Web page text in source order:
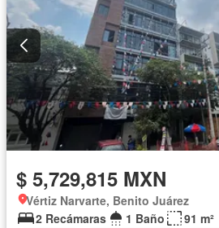
$ 5,729,815 MXN
Vértiz Narvarte, Benito Juárez
2 Recámaras
1 Baño
91 m²